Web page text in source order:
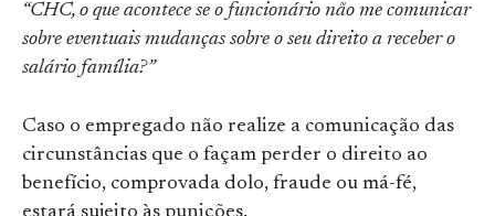
“CHC, o que acontece se o funcionário não me comunicar
sobre eventuais mudanças sobre o seu direito a receber o
salário família?”
Caso o empregado não realize a comunicação das
circunstâncias que o façam perder o direito ao
benefício, comprovada dolo, fraude ou má-fé,